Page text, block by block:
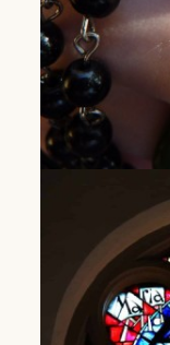
Teams
Ontdek de